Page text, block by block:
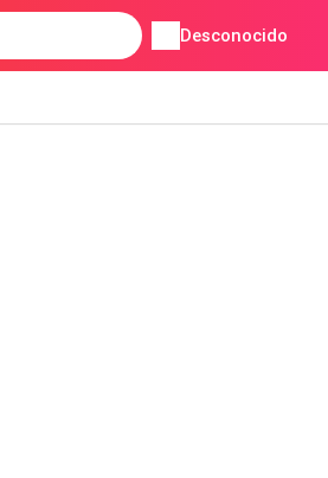
Desconocido